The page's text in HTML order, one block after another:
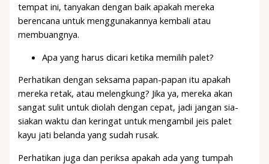
tempat ini, tanyakan dengan baik apakah mereka
berencana untuk menggunakannya kembali atau
membuangnya.
Apa yang harus dicari ketika memilih palet?
Perhatikan dengan seksama papan-papan itu apakah
mereka retak, atau melengkung? Jika ya, mereka akan
sangat sulit untuk diolah dengan cepat, jadi jangan sia-
siakan waktu dan keringat untuk mengambil jeis palet
kayu jati belanda yang sudah rusak.
Perhatikan juga dan periksa apakah ada yang tumpah